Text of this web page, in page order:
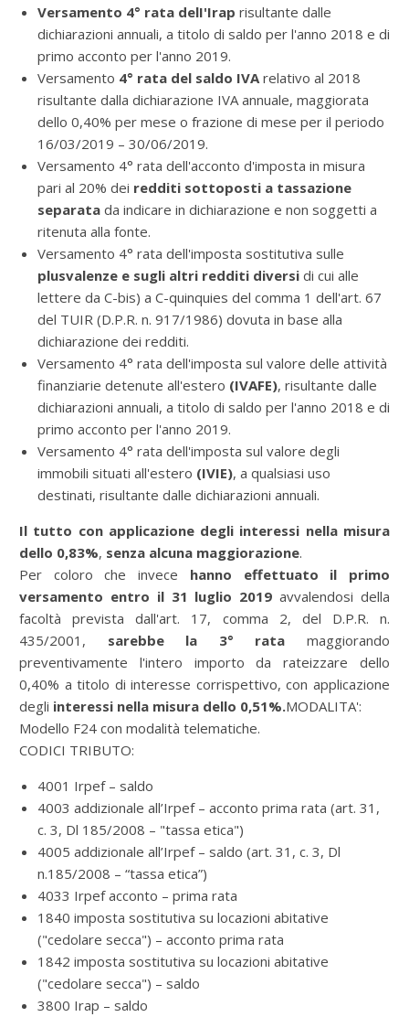
Versamento 4° rata delI'Irap risultante dalle
dichiarazioni annuali, a titolo di saldo per l'anno 2018 e di
primo acconto per l'anno 2019.
Versamento 4° rata del saldo IVArelativo al 2018
risultante dalla dichiarazione IVA annuale, maggiorata
dello 0,40% per mese o frazione di mese per il periodo
16/03/2019 – 30/06/2019.
Versamento 4° rata dell'acconto d'imposta in misura
pari al 20% dei redditi sottoposti a tassazione
separata da indicare in dichiarazione e non soggetti a
ritenuta alla fonte.
Versamento 4° rata dell'imposta sostitutiva sulle
plusvalenze e sugli altri redditi diversi di cui alle
lettere da C-bis) a C-quinquies del comma 1 dell'art. 67
del TUIR (D.P.R. n. 917/1986) dovuta in base alla
dichiarazione dei redditi.
Versamento 4° rata dell'imposta sul valore delle attività
finanziarie detenute all'estero (IVAFE), risultante dalle
dichiarazioni annuali, a titolo di saldo per l'anno 2018 e di
primo acconto per l'anno 2019.
Versamento 4° rata dell'imposta sul valore degli
immobili situati all'estero (IVIE), a qualsiasi uso
destinati, risultante dalle dichiarazioni annuali.
Il tutto con applicazione degli interessi nella misura
dello 0,83%, senza alcuna maggiorazione.
Per coloro che invece hanno effettuato il primo
versamento entro il 31 luglio 2019 avvalendosi della
facoltà prevista dall'art. 17, comma 2, del D.P.R. n.
435/2001, sarebbe la 3° ratamaggiorando
preventivamente l'intero importo da rateizzare dello
0,40% a titolo di interesse corrispettivo, con applicazione
degli interessi nella misura dello 0,51%.MODALITA':
Modello F24 con modalità telematiche.
CODICI TRIBUTO:
4001 Irpef – saldo
4003 addizionale all’Irpef – acconto prima rata (art. 31,
c. 3, Dl 185/2008 – "tassa etica")
4005 addizionale all’Irpef – saldo (art. 31, c. 3, Dl
n.185/2008 – “tassa etica”)
4033 Irpef acconto – prima rata
1840 imposta sostitutiva su locazioni abitative
("cedolare secca") – acconto prima rata
1842 imposta sostitutiva su locazioni abitative
("cedolare secca") – saldo
3800 Irap – saldo